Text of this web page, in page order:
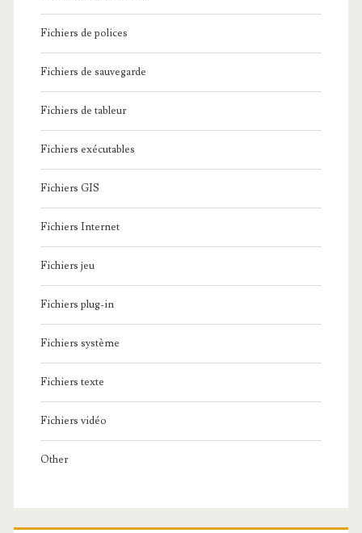
Fichiers de polices
Fichiers de sauvegarde
Fichiers de tableur
Fichiers exécutables
Fichiers GIS
Fichiers Internet
Fichiers jeu
Fichiers plug-in
Fichiers système
Fichiers texte
Fichiers vidéo
Other